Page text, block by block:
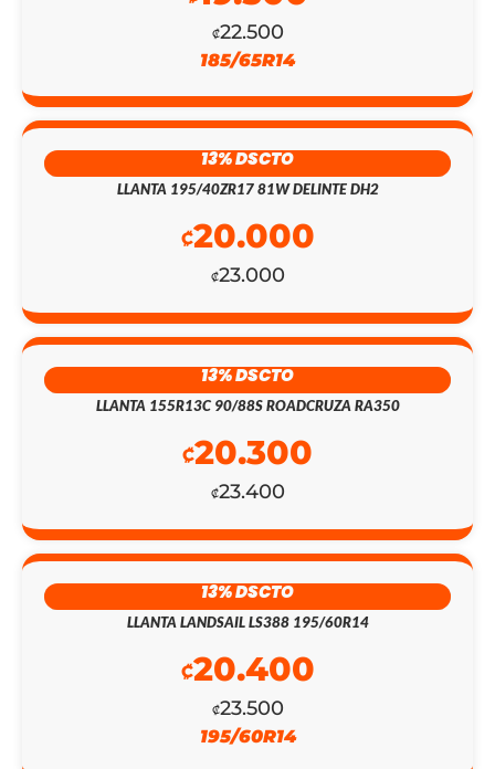
₡22.500
185/65R14
13% DSCTO
LLANTA 195/40ZR17 81W DELINTE DH2
₡23.000
₡20.000
13% DSCTO
LLANTA 155R13C 90/88S ROADCRUZA RA350
₡23.400
₡20.300
13% DSCTO
LLANTA LANDSAIL LS388 195/60R14
₡23.500
₡20.400
195/60R14
ERA:
₡154.100.
ES:
₡134.000.